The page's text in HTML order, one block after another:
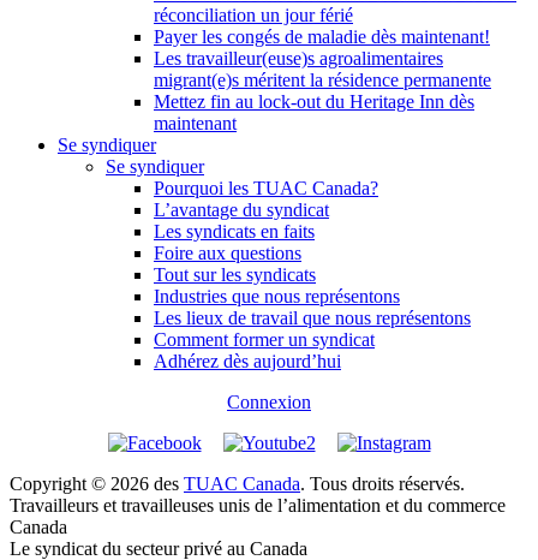
réconciliation un jour férié
Payer les congés de maladie dès maintenant!
Les travailleur(euse)s agroalimentaires
migrant(e)s méritent la résidence permanente
Mettez fin au lock-out du Heritage Inn dès
maintenant
Se syndiquer
Se syndiquer
Pourquoi les TUAC Canada?
L’avantage du syndicat
Les syndicats en faits
Foire aux questions
Tout sur les syndicats
Industries que nous représentons
Les lieux de travail que nous représentons
Comment former un syndicat
Adhérez dès aujourd’hui
Connexion
Copyright © 2026 des TUAC Canada. Tous droits réservés.
Travailleurs et travailleuses unis de l’alimentation et du commerce
Canada
Le syndicat du secteur privé au Canada